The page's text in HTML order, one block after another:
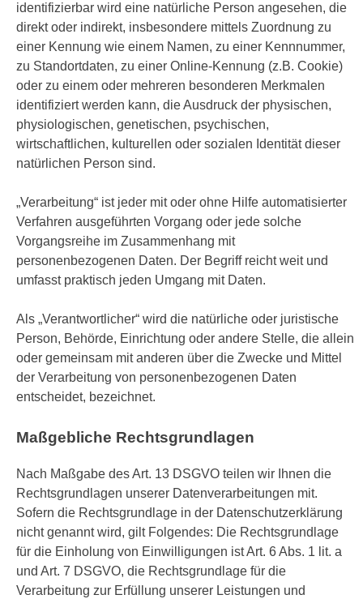
identifizierbar wird eine natürliche Person angesehen, die
direkt oder indirekt, insbesondere mittels Zuordnung zu
einer Kennung wie einem Namen, zu einer Kennnummer,
zu Standortdaten, zu einer Online-Kennung (z.B. Cookie)
oder zu einem oder mehreren besonderen Merkmalen
identifiziert werden kann, die Ausdruck der physischen,
physiologischen, genetischen, psychischen,
wirtschaftlichen, kulturellen oder sozialen Identität dieser
natürlichen Person sind.
„Verarbeitung“ ist jeder mit oder ohne Hilfe automatisierter
Verfahren ausgeführten Vorgang oder jede solche
Vorgangsreihe im Zusammenhang mit
personenbezogenen Daten. Der Begriff reicht weit und
umfasst praktisch jeden Umgang mit Daten.
Als „Verantwortlicher“ wird die natürliche oder juristische
Person, Behörde, Einrichtung oder andere Stelle, die allein
oder gemeinsam mit anderen über die Zwecke und Mittel
der Verarbeitung von personenbezogenen Daten
entscheidet, bezeichnet.
Maßgebliche Rechtsgrundlagen
Nach Maßgabe des Art. 13 DSGVO teilen wir Ihnen die
Rechtsgrundlagen unserer Datenverarbeitungen mit.
Sofern die Rechtsgrundlage in der Datenschutzerklärung
nicht genannt wird, gilt Folgendes: Die Rechtsgrundlage
für die Einholung von Einwilligungen ist Art. 6 Abs. 1 lit. a
und Art. 7 DSGVO, die Rechtsgrundlage für die
Verarbeitung zur Erfüllung unserer Leistungen und